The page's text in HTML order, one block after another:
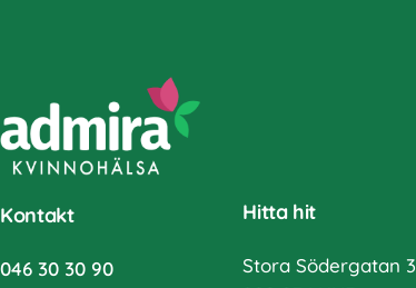
Kontakt
046 30 30 90
Hitta hit
Stora Södergatan 3